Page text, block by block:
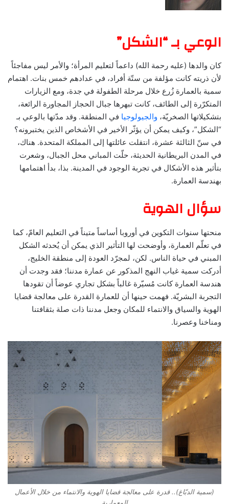
الوعي بـ “الشكل”
كان والدها (عليه رحمة الله) داعماً لتعليم المرأة؛ والأمر ليس مفاجئاً
لأن ذريته كانت مؤلفة من ستّة أفراد، في عدادهم خمس بنات. اهتمام
سمية بالعمارة زُرع خلال مرحلة الطفولة في جدة، ومع الزيارات
المتكرّرة إلى الطائف، كانت تبهرها جبال الحجاز المجاورة الرائعة،
بتشكيلاتها الصخريّة، والجيولوجيا في المنطقة. وقد مدّتها بالوعي بـ
“الشكل”، وكيف يمكن أن يؤثّر الأخير في الأشخاص الذين يختبرونه؟
في سنّ الثالثة عشرة، انتقلت عائلتها إلى المملكة المتحدة. هناك،
في المدن البريطانية الحديثة، حلّت المباني محل الجبال، وشعرت
بتأثير هذه الأشكال في تجربة الوجود في المدينة. بذا، بدأ اهتمامها
بهندسة العمارة.
سؤال الهوية
منحتها سنوات التكوين في أوروبا أساساً متيناً في التعليم العامّ، كما
في تعلّم العمارة، وأوضحت لها التأثير الذي يمكن أن يُحدثه الشكل
المبني في حياة الناس. لكن، لمجرّد العودة إلى منطقة الخليج،
أدركت سمية غياب النهج المذكور عن عمارة مدننا؛ فقد وجدت أن
هندسة العمارة كانت مُسيّرة غالباً بشكل تجاري عوضاً أن تقودها
التجربة البشريّة. فهمت حينها أن للعمارة القدرة على معالجة قضايا
الهوية والسياق والانتماء للمكان وجعل مدننا ذات صلة بثقافتنا
ومناخنا وعصرنا.
(سمية الدبّاغ).. قدرة على معالجة قضايا الهوية والانتماء من خلال الأعمال
المعمارية